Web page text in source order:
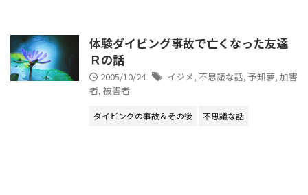
体験ダイビング事故で亡くなった友達
Ｒの話
2005/10/24 イジメ, 不思議な話, 予知夢, 加害
者, 被害者
ダイビングの事故＆その後 不思議な話